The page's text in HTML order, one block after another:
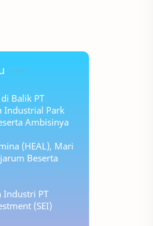
Balik PT
Industrial Park
Ambisinya
(HEAL), Mari
Beserta
Industri PT
(SEI)